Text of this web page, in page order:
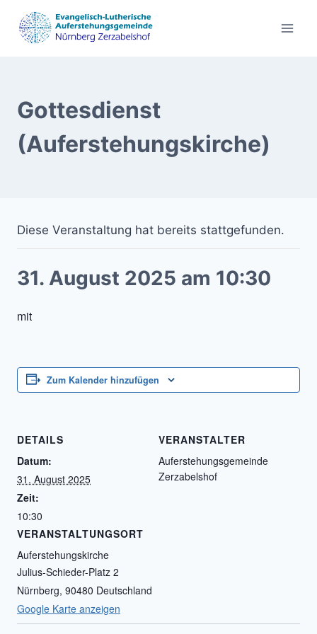
Inhalt
springen
Gottesdienst
(Auferstehungskirche)
Diese Veranstaltung hat bereits stattgefunden.
31. August 2025 am 10:30
mit
Zum Kalender hinzufügen
DETAILS
Datum:
31. August 2025
Zeit:
10:30
VERANSTALTUNGSORT
Auferstehungskirche
Julius-Schieder-Platz 2
Nürnberg, 90480 Deutschland
Google Karte anzeigen
VERANSTALTER
Auferstehungsgemeinde
Zerzabelshof